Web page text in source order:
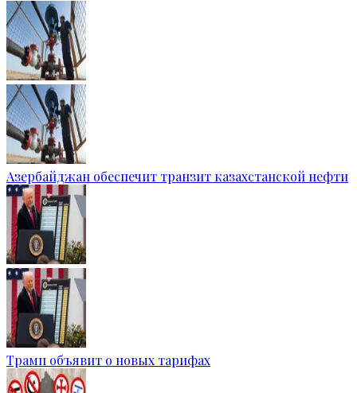
Азербайджан обеспечит транзит казахстанской нефти
Трамп объявит о новых тарифах